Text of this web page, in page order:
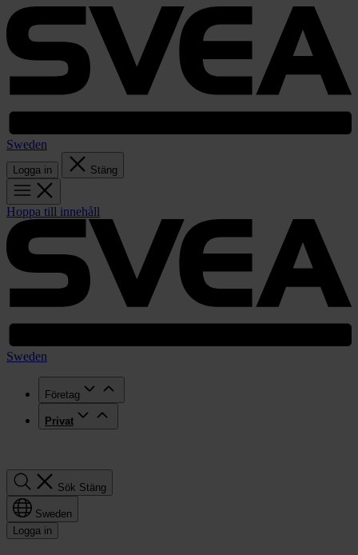
Sweden
Logga in Stäng
Hoppa till innehåll
Sweden
Företag
Privat
Sök Stäng
Sweden
Logga in